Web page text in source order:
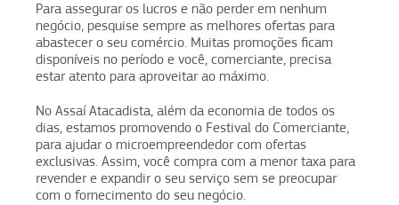
Para assegurar os lucros e não perder em nenhum
negócio, pesquise sempre as melhores ofertas para
abastecer o seu comércio. Muitas promoções ficam
disponíveis no período e você, comerciante, precisa
estar atento para aproveitar ao máximo.
No Assaí Atacadista, além da economia de todos os
dias, estamos promovendo o Festival do Comerciante,
para ajudar o microempreendedor com ofertas
exclusivas. Assim, você compra com a menor taxa para
revender e expandir o seu serviço sem se preocupar
com o fornecimento do seu negócio.